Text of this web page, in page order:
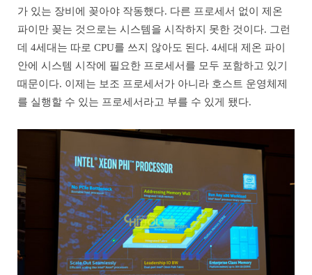
가 있는 장비에 꽂아야 작동했다. 다른 프로세서 없이 제온
파이만 꽂는 것으로는 시스템을 시작하지 못한 것이다. 그런
데 4세대는 따로 CPU를 쓰지 않아도 된다. 4세대 제온 파이
안에 시스템 시작에 필요한 프로세서를 모두 포함하고 있기
때문이다. 이제는 보조 프로세서가 아니라 호스트 운영체제
를 실행할 수 있는 프로세서라고 부를 수 있게 됐다.